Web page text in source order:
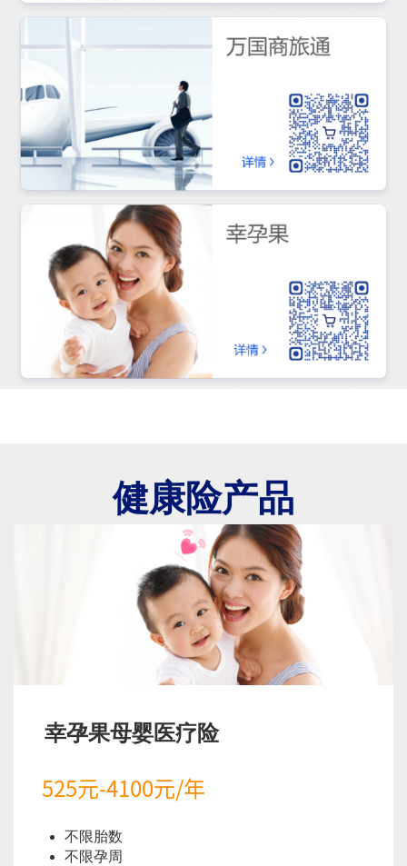
健康险产品
幸孕果母婴医疗险
525元-4100元/年
不限胎数
不限孕周